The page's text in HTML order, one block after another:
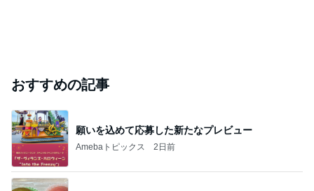
おすすめの記事
願いを込めて応募した新たなプレビュー
Amebaトピックス 2日前